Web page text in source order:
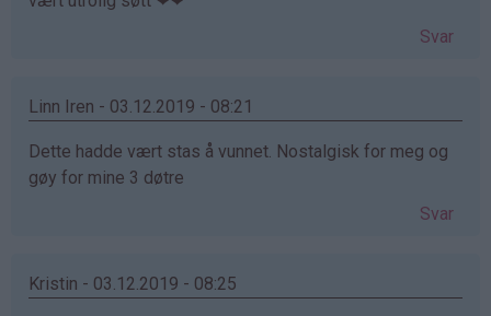
Svar
Linn Iren - 03.12.2019 - 08:21
Dette hadde vært stas å vunnet. Nostalgisk for meg og
gøy for mine 3 døtre
Svar
Kristin - 03.12.2019 - 08:25